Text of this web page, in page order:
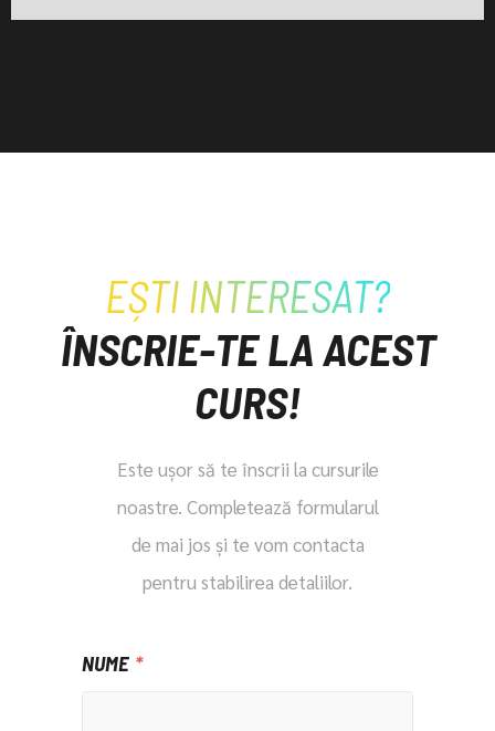
EȘTI INTERESAT?
ÎNSCRIE-TE LA ACEST
CURS!
Este ușor să te înscrii la cursurile
noastre. Completează formularul
de mai jos și te vom contacta
pentru stabilirea detaliilor.
NUME